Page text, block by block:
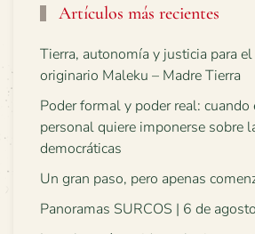
Artículos más recientes
Tierra, autonomía y justicia para
originario Maleku – Madre Tierra
Poder formal y poder real: cuando
personal quiere imponerse sobre
democráticas
Un gran paso, pero apenas
Panoramas SURCOS | 6 de